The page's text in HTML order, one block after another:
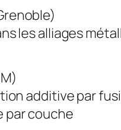
les alliages
additive par
par couche